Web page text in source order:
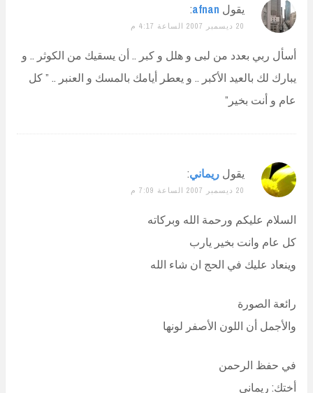
يقول afnan
:
20 ديسمبر 2007 الساعة 4:17 م
أسأل ربي بعدد من لبى و هلل و كبر .. أن يسقيك من الكوثر .. و
يبارك لك بالعيد الأكبر .. و يعطر أيامك بالمسك و العنبر .. ” كل
عام و أنت بخير”
يقول ريماني:
20 ديسمبر 2007 الساعة 7:09 م
السلام عليكم ورحمة الله وبركاته
كل عام وانت بخير يارب
وينعاد عليك في الحج ان شاء الله
رائعة الصورة
والأجمل أن اللون الأصفر لونها
في حفظ الرحمن
أختك: ريماني